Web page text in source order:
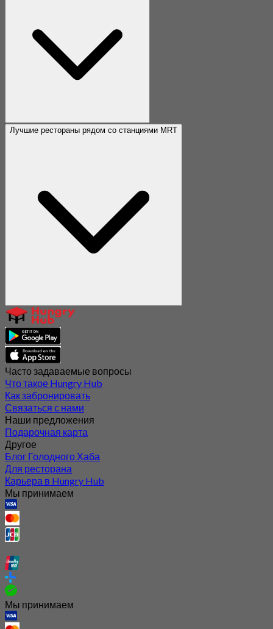
Лучшие рестораны рядом со станциями MRT
Часто задаваемые вопросы
Что такое Hungry Hub
Как забронировать
Связаться с нами
Наши предложения
Подарочная карта
Другое
Блог Голодного Хаба
Для ресторана
Карьера в Hungry Hub
Мы принимаем
Мы принимаем